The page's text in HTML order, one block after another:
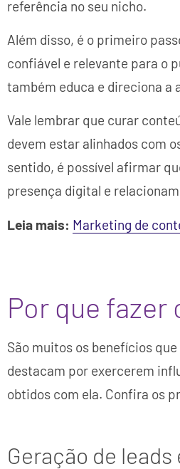
referência no seu nicho.
Além disso, é o primeiro
confiável e relevante para o
também educa e direciona a
Vale lembrar que curar
devem estar alinhados com
sentido, é possível afirmar
presença digital e
Leia mais: Marketing de
Por que
São muitos os benefícios
destacam por exercerem
obtidos com ela. Confira os
Geração de